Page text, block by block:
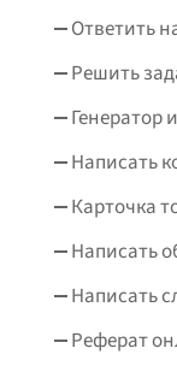
Ответить
Решить
Генератор
Написать
Карточка
Написать
Написать
Реферат